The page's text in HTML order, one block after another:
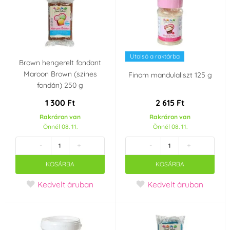
Mesei hercegnők Halloween
csokis
Származási ország
TH IT
Térfogata
Brown hengerelt fondant
Maroon Brown (színes
fondán) 250 g
1 300 Ft
Rakráron van
Önnél 08. 11.
- +
KOSÁRBA
Kedvelt áruban
Utolsó a raktárba
Finom mandulaliszt 125 g
2 615 Ft
Rakráron van
Önnél 08. 11.
- +
KOSÁRBA
Kedvelt áruban